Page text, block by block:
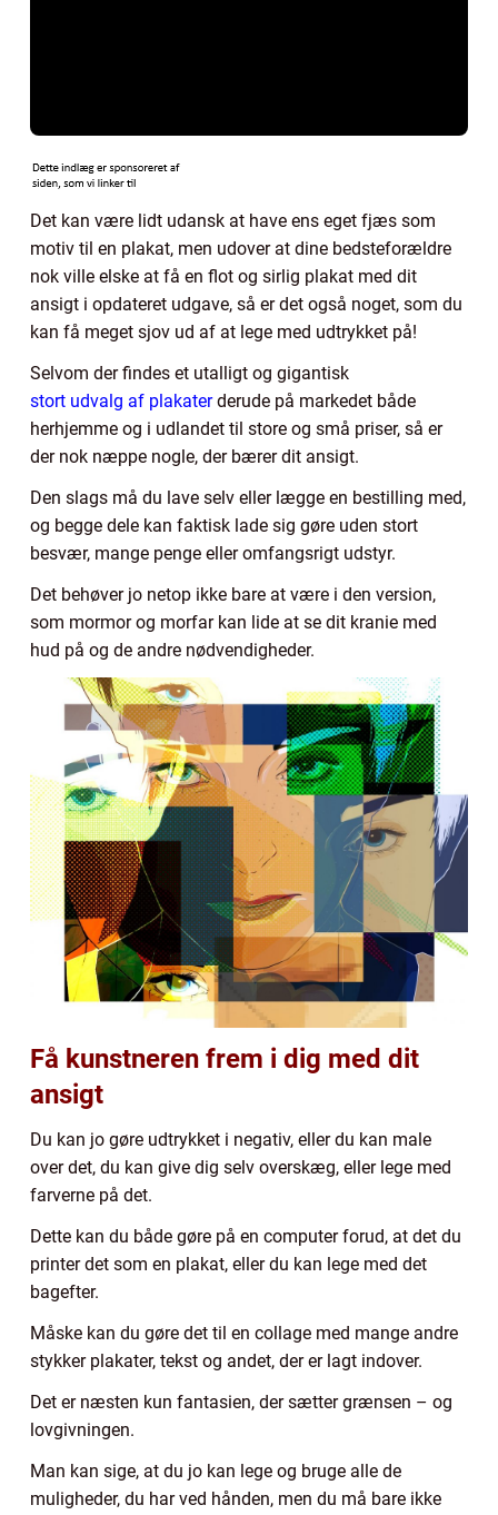
Det kan være lidt udansk at have ens eget fjæs som
motiv til en plakat, men udover at dine bedsteforældre
nok ville elske at få en flot og sirlig plakat med dit
ansigt i opdateret udgave, så er det også noget, som du
kan få meget sjov ud af at lege med udtrykket på!
Selvom der findes et utalligt og gigantisk
stort udvalg af plakaterderude på markedet både
herhjemme og i udlandet til store og små priser, så er
der nok næppe nogle, der bærer dit ansigt.
Den slags må du lave selv eller lægge en bestilling med,
og begge dele kan faktisk lade sig gøre uden stort
besvær, mange penge eller omfangsrigt udstyr.
Det behøver jo netop ikke bare at være i den version,
som mormor og morfar kan lide at se dit kranie med
hud på og de andre nødvendigheder.
Få kunstneren frem i dig med dit
ansigt
Du kan jo gøre udtrykket i negativ, eller du kan male
over det, du kan give dig selv overskæg, eller lege med
farverne på det.
Dette kan du både gøre på en computer forud, at det du
printer det som en plakat, eller du kan lege med det
bagefter.
Måske kan du gøre det til en collage med mange andre
stykker plakater, tekst og andet, der er lagt indover.
Det er næsten kun fantasien, der sætter grænsen – og
lovgivningen.
Man kan sige, at du jo kan lege og bruge alle de
muligheder, du har ved hånden, men du må bare ikke